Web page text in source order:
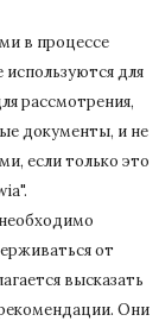
в процессе
для
рассмотрения,
документы, и не
если только это
от
высказать
Они